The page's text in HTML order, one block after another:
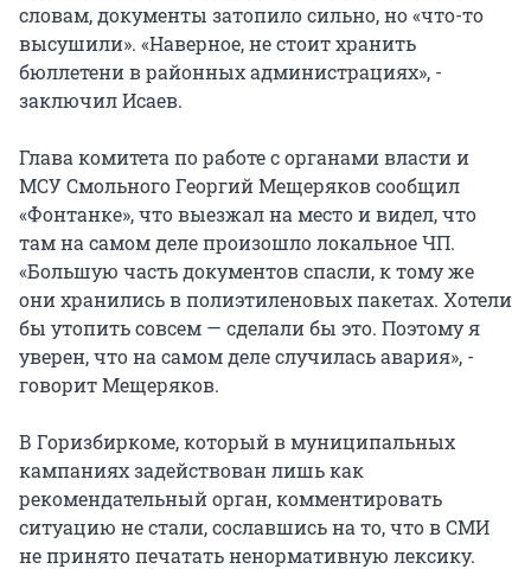
словам, документы затопило сильно, но «что-то
высушили». «Наверное, не стоит хранить
бюллетени в районных администрациях», -
заключил Исаев.
Глава комитета по работе с органами власти и
МСУ Смольного Георгий Мещеряков сообщил
«Фонтанке», что выезжал на место и видел, что
там на самом деле произошло локальное ЧП.
«Большую часть документов спасли, к тому же
они хранились в полиэтиленовых пакетах. Хотели
бы утопить совсем — сделали бы это. Поэтому я
уверен, что на самом деле случилась авария», -
говорит Мещеряков.
В Горизбиркоме, который в муниципальных
кампаниях задействован лишь как
рекомендательный орган, комментировать
ситуацию не стали, сославшись на то, что в СМИ
не принято печатать ненормативную лексику.